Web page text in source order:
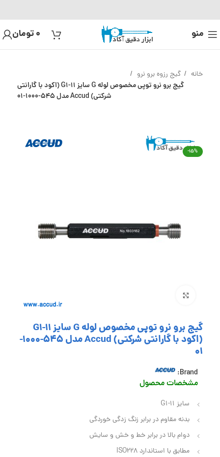
منو 0تومان
خانه گیج رزوه برو نرو
گیج برو نرو توپی مخصوص لوله G سایز G1-11 (اکود با گارانتی
شرکتی) Accud مدل 545-1000-01
-15%
گیج برو نرو توپی مخصوص لوله G سایز G1-11
(اکود با گارانتی شرکتی) Accud مدل 545-1000-
01
Brand:
مشخصات محصول
سایز G1-11
بدنه مقاوم در برابر زنگ زدگی خوردگی
دوام بالا در برابر خط و خش و سایش
مطابق با استاندارد ISO228